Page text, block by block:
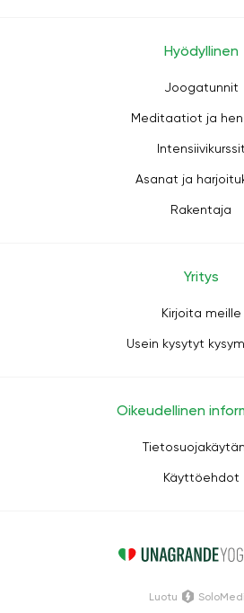
Hyödyllinen
Joogatunnit
Meditaatiot ja
Intensiivikurssit
Asanat ja
Rakentaja
Yritys
Kirjoita meille
Usein kysytyt
Oikeudellinen
Käyttöehdot
Luotu